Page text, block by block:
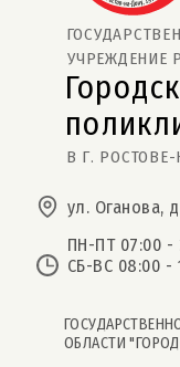
В Г.
УЧРЕЖДЕНИЕ
ул. Оганова,
ПН-ПТ 07:00 -
СБ-ВС 08:00 -
ОБЛАСТИ